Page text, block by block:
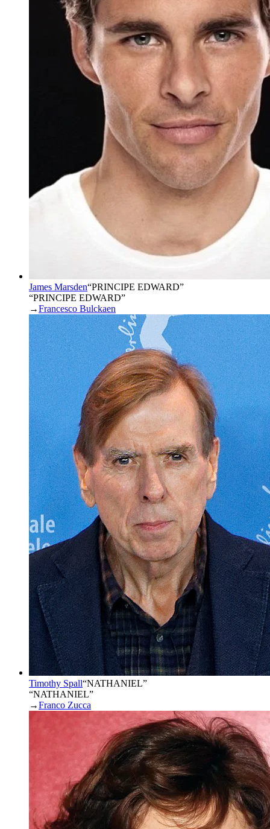
James Marsden“PRINCIPE EDWARD”
“PRINCIPE EDWARD”
→Francesco Bulckaen
Timothy Spall“NATHANIEL”
“NATHANIEL”
→Franco Zucca